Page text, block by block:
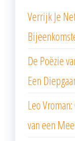
Verrijk Je
De Poëzie
Een
Leo
van een